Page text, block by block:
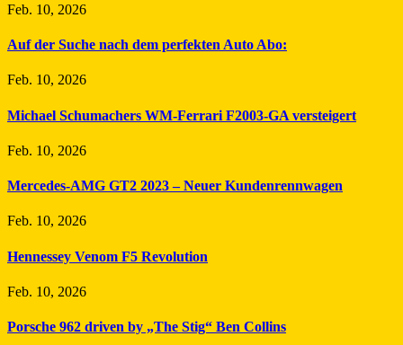
Feb. 10, 2026
Auf der Suche nach dem perfekten Auto Abo:
Feb. 10, 2026
Michael Schumachers WM-Ferrari F2003-GA versteigert
Feb. 10, 2026
Mercedes-AMG GT2 2023 – Neuer Kundenrennwagen
Feb. 10, 2026
Hennessey Venom F5 Revolution
Feb. 10, 2026
Porsche 962 driven by „The Stig“ Ben Collins